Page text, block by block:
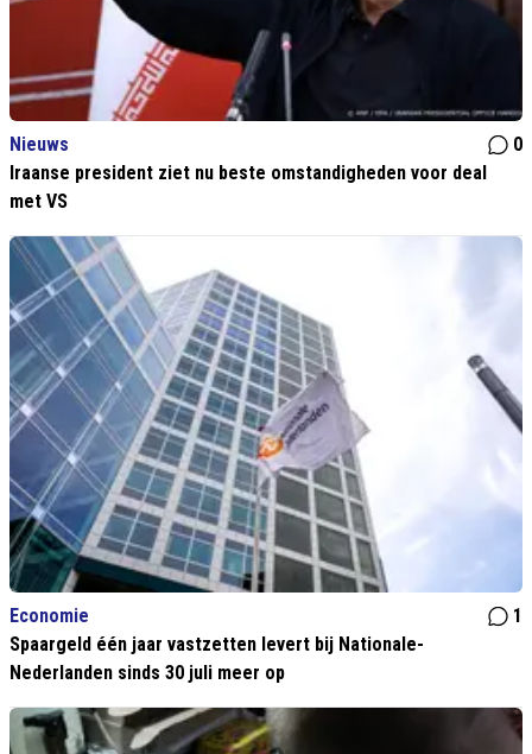
Nieuws
0
Iraanse president ziet nu beste omstandigheden voor deal
met VS
Economie
1
Spaargeld één jaar vastzetten levert bij Nationale-
Nederlanden sinds 30 juli meer op